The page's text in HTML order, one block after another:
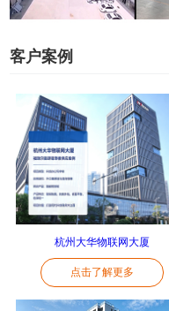
客户案例
杭州大华物联网大厦
点击了解更多